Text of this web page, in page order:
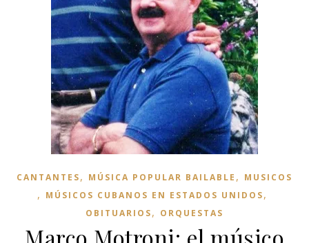
CANTANTES, MÚSICA POPULAR BAILABLE , MUSICOS
, MÚSICOS CUBANOS EN ESTADOS UNIDOS,
OBITUARIOS, ORQUESTAS